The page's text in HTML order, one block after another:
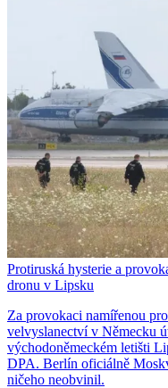
Protiruská hysterie a
dronu v Lipsku
Za provokaci namířenou
velvyslanectví v Německu
východoněmeckém letišti
DPA. Berlín oficiálně
ničeho neobvinil.